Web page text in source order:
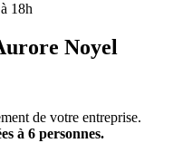
18h
Noyel
de votre entreprise.
à 6 personnes.